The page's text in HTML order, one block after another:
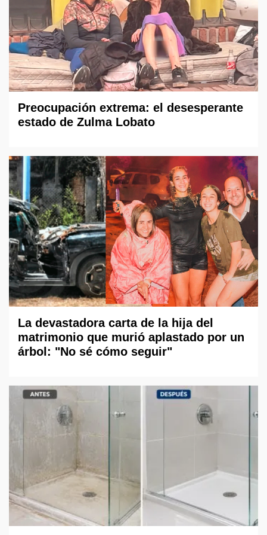
Preocupación extrema: el desesperante
estado de Zulma Lobato
La devastadora carta de la hija del
matrimonio que murió aplastado por un
árbol: "No sé cómo seguir"